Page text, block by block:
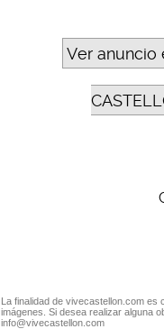
Ver anuncio
La finalidad de vivecastellon.com
imágenes. Si desea realizar alguna
info@vivecastellon.com